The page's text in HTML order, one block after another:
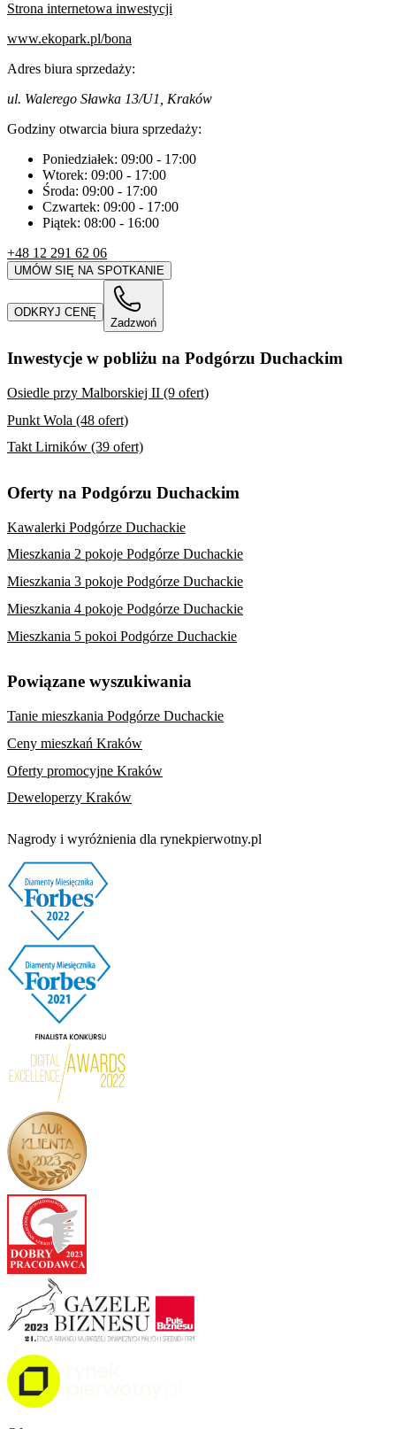
Strona internetowa inwestycji
www.ekopark.pl/bona
Adres biura sprzedaży:
ul. Walerego Sławka 13/U1, Kraków
Godziny otwarcia biura sprzedaży:
Poniedziałek: 09:00 - 17:00
Wtorek: 09:00 - 17:00
Środa: 09:00 - 17:00
Czwartek: 09:00 - 17:00
Piątek: 08:00 - 16:00
+48 12 291 62 06
UMÓW SIĘ NA SPOTKANIE
ODKRYJ CENĘ
Zadzwoń
Inwestycje w pobliżu na Podgórzu Duchackim
Osiedle przy Malborskiej II (9 ofert)
Punkt Wola (48 ofert)
Takt Lirników (39 ofert)
Oferty na Podgórzu Duchackim
Kawalerki Podgórze Duchackie
Mieszkania 2 pokoje Podgórze Duchackie
Mieszkania 3 pokoje Podgórze Duchackie
Mieszkania 4 pokoje Podgórze Duchackie
Mieszkania 5 pokoi Podgórze Duchackie
Powiązane wyszukiwania
Tanie mieszkania Podgórze Duchackie
Ceny mieszkań Kraków
Oferty promocyjne Kraków
Deweloperzy Kraków
Nagrody i wyróżnienia dla rynekpierwotny.pl